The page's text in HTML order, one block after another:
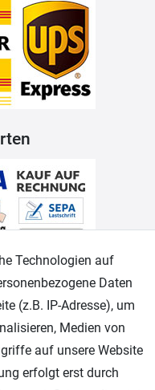
Technologien auf
Daten
(z.B. IP-Adresse), um
Medien von
auf unsere Website
erfolgt erst durch